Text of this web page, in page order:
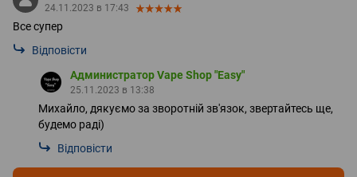
24.11.2023 в 17:43
Все супер
Відповісти
Администратор Vape Shop "Easy"
25.11.2023 в 13:38
Михайло, дякуємо за зворотній зв'язок, звертайтесь ще,
будемо раді)
Відповісти